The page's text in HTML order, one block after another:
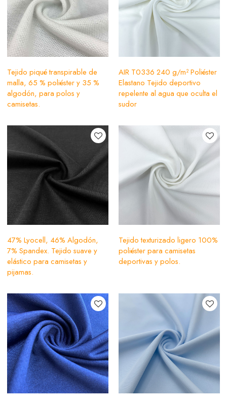
Tejido piqué transpirable de
malla, 65 % poliéster y 35 %
algodón, para polos y
camisetas.
AIR T0336 240 g/m² Poliéster
Elastano Tejido deportivo
repelente al agua que oculta el
sudor
47% Lyocell, 46% Algodón,
7% Spandex. Tejido suave y
elástico para camisetas y
pijamas.
Tejido texturizado ligero 100%
poliéster para camisetas
deportivas y polos.